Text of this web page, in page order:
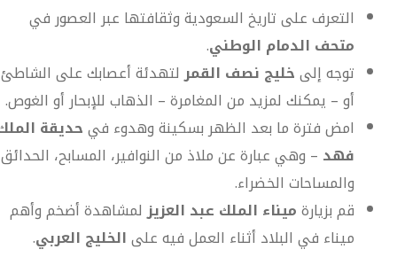
التعرف على تاريخ السعودية وثقافتها عبر العصور في
متحف الدمام الوطني.
توجه إلىخليج نصف القمرلتهدئة أعصابك على الشاطئ
أو – يمكنك لمزيد من المغامرة – الذهاب للإبحار أو الغوص.
امض فترة ما بعد الظهر بسكينة وهدوء فيحديقة
فهد – وهي عبارة عن ملاذ من النوافير، المسابح، الحدائق
والمساحات الخضراء.
قم بزيارةميناء الملك عبد العزيزلمشاهدة أضخم وأهم
ميناء في البلاد أثناء العمل فيه علىالخليج العربي.